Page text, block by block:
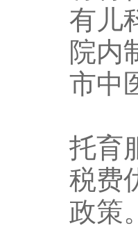
有儿
院内
市中
（
托育
税费
政策